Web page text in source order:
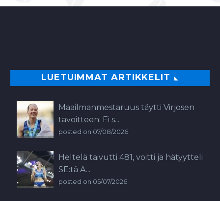
LUETUIMMAT ARTIKKELIT
Maailmanmestaruus täytti Virjosen
tavoitteen: Ei s...
posted on 07/08/2026
Heltelä taivutti 481, voitti ja hätyytteli
SE:tä A...
posted on 05/07/2026